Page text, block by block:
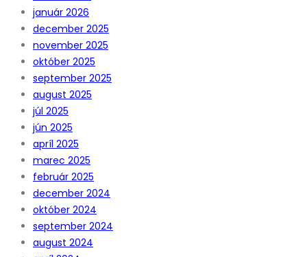
január 2026
december 2025
november 2025
október 2025
september 2025
august 2025
júl 2025
jún 2025
apríl 2025
marec 2025
február 2025
december 2024
október 2024
september 2024
august 2024